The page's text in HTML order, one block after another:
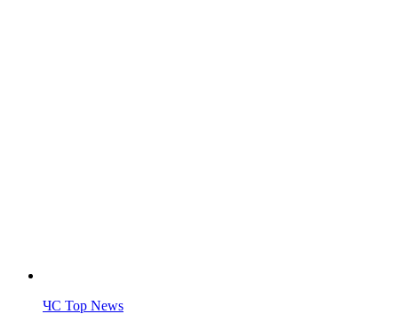
ЧС Top News